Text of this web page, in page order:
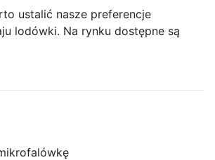
ustalić nasze preferencje
lodówki. Na rynku dostępne są